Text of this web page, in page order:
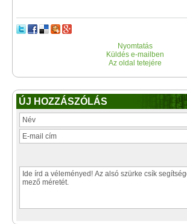
Nyomtatás
Küldés e-mailben
Az oldal tetejére
ÚJ HOZZÁSZÓLÁS